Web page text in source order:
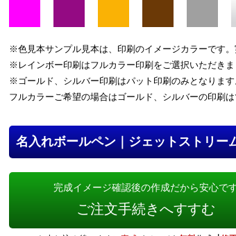
※色見本サンプル見本は、印刷のイメージカラーです
※レインボー印刷はフルカラー印刷をご選択いただきま
※ゴールド、シルバー印刷はパット印刷のみとなります
フルカラーご希望の場合はゴールド、シルバーの印刷は
名入れボールペン｜ジェットストリ
完成イメージ確認後の作成だから安心で
ご注文手続きへすすむ